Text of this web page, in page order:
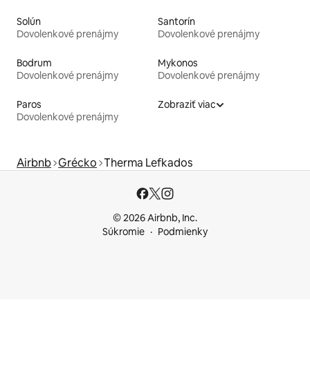
Solún
Dovolenkové prenájmy
Santorín
Dovolenkové prenájmy
Bodrum
Dovolenkové prenájmy
Mykonos
Dovolenkové prenájmy
Paros
Dovolenkové prenájmy
Zobraziť viac
Airbnb Grécko Therma Lefkados
© 2026 Airbnb, Inc.
Súkromie
Podmienky